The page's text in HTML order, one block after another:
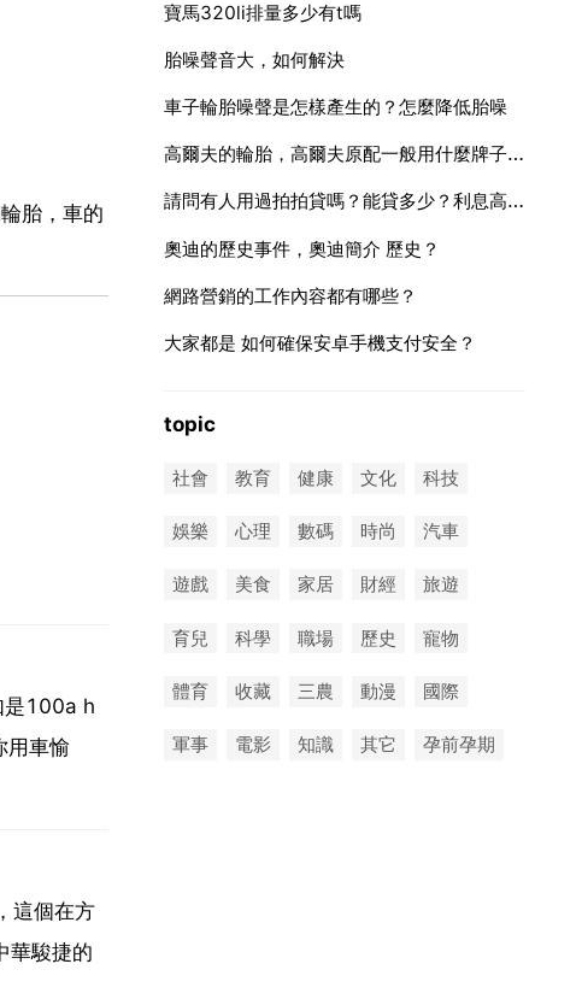
胎，車的
是100a h
用車愉
這個在方
華駿捷的
寶馬320li排量多少有t嗎
胎噪聲音大，如何解決
車子輪胎噪聲是怎樣產生的？怎麼降低胎噪
高爾夫的輪胎，高爾夫原配一般用什麼牌子輪胎
請問有人用過拍拍貸嗎？能貸多少？利息高嗎？
奧迪的歷史事件，奧迪簡介 歷史？
網路營銷的工作內容都有哪些？
大家都是 如何確保安卓手機支付安全？
topic
社會 教育 健康 文化 科技
娛樂 心理 數碼 時尚 汽車
遊戲 美食 家居 財經 旅遊
育兒 科學 職場 歷史 寵物
體育 收藏 三農 動漫 國際
軍事 電影 知識 其它 孕前孕期